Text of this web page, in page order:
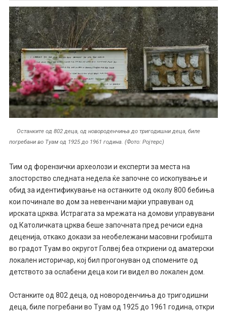
Останките од 802 деца, од новороденчиња до тригодишни деца, биле
погребани во Туам од 1925 до 1961 година. (Фото: Ројтерс)
Тим од форензички археолози и експерти за места на
злосторство следната недела ќе започне со ископување и
обид за идентификување на останките од околу 800 бебиња
кои починале во дом за невенчани мајки управуван од
ирската црква. Истрагата за мрежата на домови управувани
од Католичката црква беше започната пред речиси една
деценија, откако докази за необележани масовни гробишта
во градот Туам во округот Голвеј беа откриени од аматерски
локален историчар, кој бил прогонуван од спомените од
детството за ослабени деца кои ги видел во локален дом.
Останките од 802 деца, од новороденчиња до тригодишни
деца, биле погребани во Туам од 1925 до 1961 година, откри